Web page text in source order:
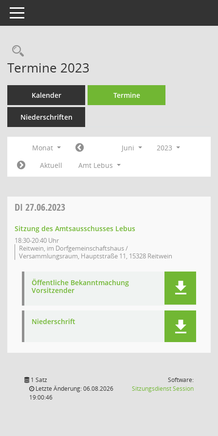
Toggle navigation
Rechercheauswahl
Termine 2023
Kalender Termine
Niederschriften
Monat Juni
2023
Aktuell
Amt Lebus
DI 27.06.2023
Sitzung des Amtsausschusses Lebus
18:30-20:40 Uhr
Reitwein, im Dorfgemeinschaftshaus /
Versammlungsraum, Hauptstraße 11, 15328 Reitwein
Öffentliche Bekanntmachung
Vorsitzender
Niederschrift
1 Satz
Letzte Änderung: 06.08.2026
19:00:46
Software:
SitzungsdienstSession(Wird in